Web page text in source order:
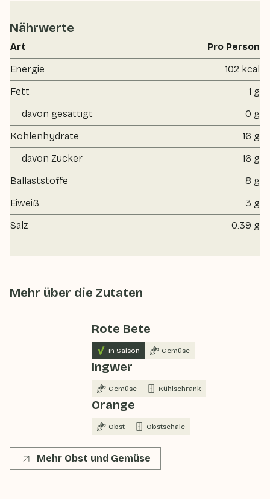
Nährwerte
Art
Pro Person
Energie
102 kcal
Fett
1 g
davon gesättigt
0 g
Kohlenhydrate
16 g
davon Zucker
16 g
Ballaststoffe
8 g
Eiweiß
3 g
Salz
0.39 g
Mehr über die Zutaten
Rote Bete
In Saison Gemüse
Ingwer
Gemüse Kühlschrank
Orange
Obst Obstschale
Mehr Obst und Gemüse